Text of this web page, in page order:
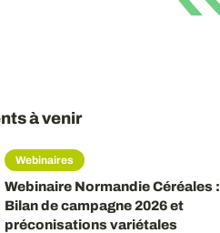
à venir
Webinaires
Webinaire Normandie Céréales :
Bilan de campagne 2026 et
préconisations variétales